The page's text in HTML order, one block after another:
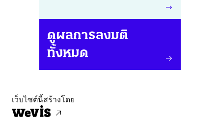
ดูผลการลงมติ
ทั้งหมด
เว็บไซต์นี้สร้างโดย